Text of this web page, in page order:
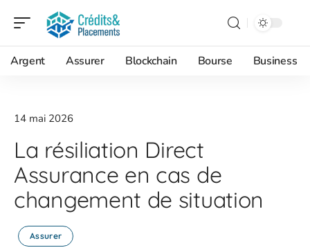
Argent Assurer Blockchain Bourse Business
14 mai 2026
La résiliation Direct
Assurance en cas de
changement de situation
Assurer